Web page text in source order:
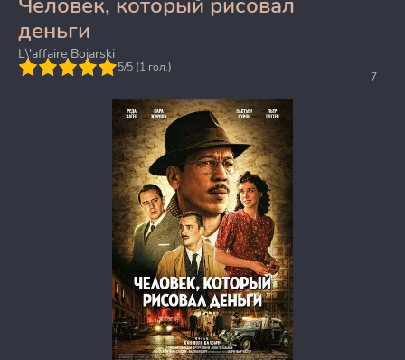
деньги
L\'affaire Bojarski
7
5/5 (1 гол.)